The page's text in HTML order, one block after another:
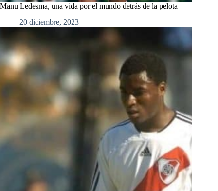
Manu Ledesma, una vida por el mundo detrás de la pelota
20 diciembre, 2023